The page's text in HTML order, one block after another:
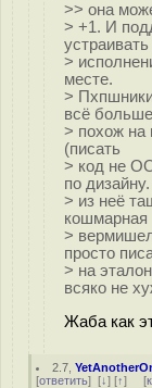
>> она
> +1. И
>
месте.
>
всё
> похож на
(писать
> код не
по
> из неё
кошмарная
>
просто
> на
всяко не
Жаба как
2.7 ,
[ответить] [↓] [↑] [